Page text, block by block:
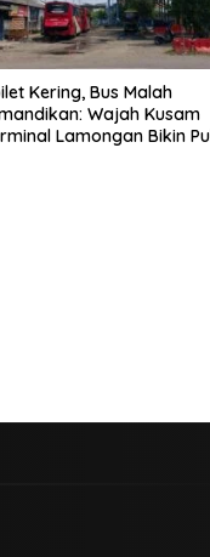
Kering, Bus Malah
Wajah Kusam
Lamongan Bikin